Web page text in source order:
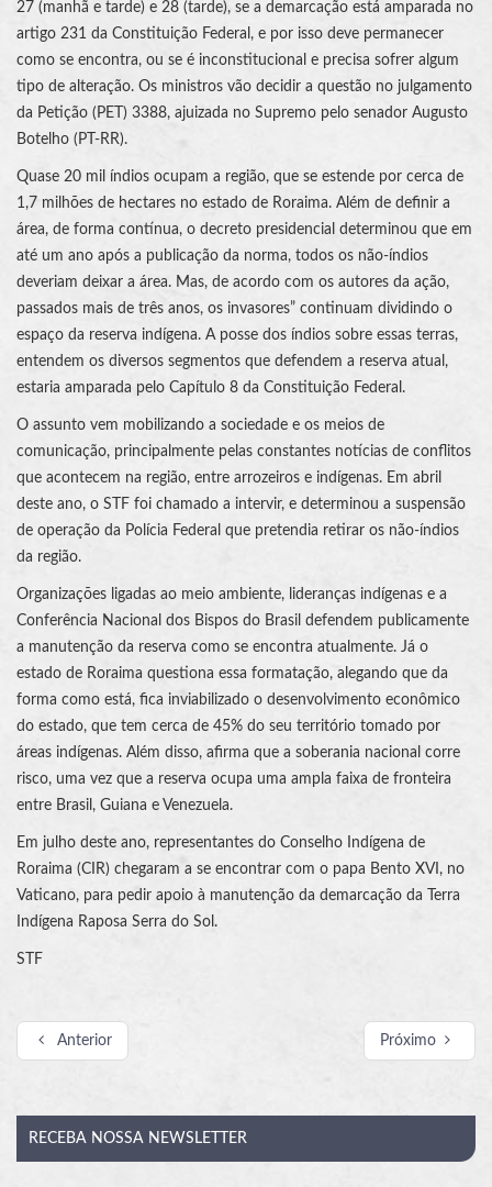
27 (manhã e tarde) e 28 (tarde), se a demarcação está amparada no
artigo 231 da Constituição Federal, e por isso deve permanecer
como se encontra, ou se é inconstitucional e precisa sofrer algum
tipo de alteração. Os ministros vão decidir a questão no julgamento
da Petição (PET) 3388, ajuizada no Supremo pelo senador Augusto
Botelho (PT-RR).
Quase 20 mil índios ocupam a região, que se estende por cerca de
1,7 milhões de hectares no estado de Roraima. Além de definir a
área, de forma contínua, o decreto presidencial determinou que em
até um ano após a publicação da norma, todos os não-índios
deveriam deixar a área. Mas, de acordo com os autores da ação,
passados mais de três anos, os invasores” continuam dividindo o
espaço da reserva indígena. A posse dos índios sobre essas terras,
entendem os diversos segmentos que defendem a reserva atual,
estaria amparada pelo Capítulo 8 da Constituição Federal.
O assunto vem mobilizando a sociedade e os meios de
comunicação, principalmente pelas constantes notícias de conflitos
que acontecem na região, entre arrozeiros e indígenas. Em abril
deste ano, o STF foi chamado a intervir, e determinou a suspensão
de operação da Polícia Federal que pretendia retirar os não-índios
da região.
Organizações ligadas ao meio ambiente, lideranças indígenas e a
Conferência Nacional dos Bispos do Brasil defendem publicamente
a manutenção da reserva como se encontra atualmente. Já o
estado de Roraima questiona essa formatação, alegando que da
forma como está, fica inviabilizado o desenvolvimento econômico
do estado, que tem cerca de 45% do seu território tomado por
áreas indígenas. Além disso, afirma que a soberania nacional corre
risco, uma vez que a reserva ocupa uma ampla faixa de fronteira
entre Brasil, Guiana e Venezuela.
Em julho deste ano, representantes do Conselho Indígena de
Roraima (CIR) chegaram a se encontrar com o papa Bento XVI, no
Vaticano, para pedir apoio à manutenção da demarcação da Terra
Indígena Raposa Serra do Sol.
STF
Anterior Próximo
RECEBA NOSSA NEWSLETTER